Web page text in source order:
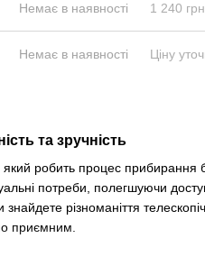
та зручність
робить процес прибирання
потреби, полегшуючи
різноманіття
приємним.
Немає в наявності 1 240 грн
Немає в наявності Ціну